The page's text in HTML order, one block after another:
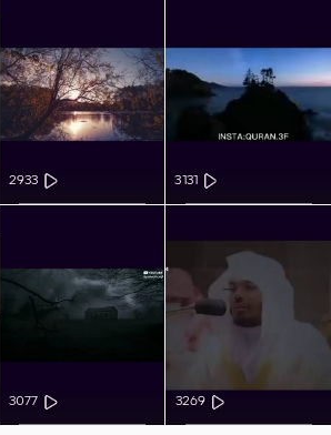
3131
2933
3269
3077